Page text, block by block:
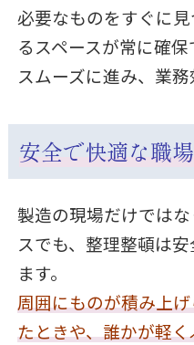
必要なものをすぐに
るスペースが常に確
スムーズに進み、業務
安全で快適な職
製造の現場だけでは
スでも、整理整頓は
ます。
周囲にものが積み上
たときや、誰かが軽